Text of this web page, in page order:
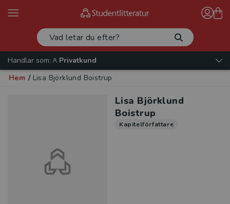
Handlar som:
Privatkund
Hem / Lisa Björklund Boistrup
Lisa Björklund
Boistrup
Kapitelförfattare